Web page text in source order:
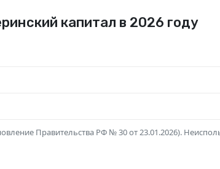
капитал в 2026 году
Правительства РФ № 30 от 23.01.2026).